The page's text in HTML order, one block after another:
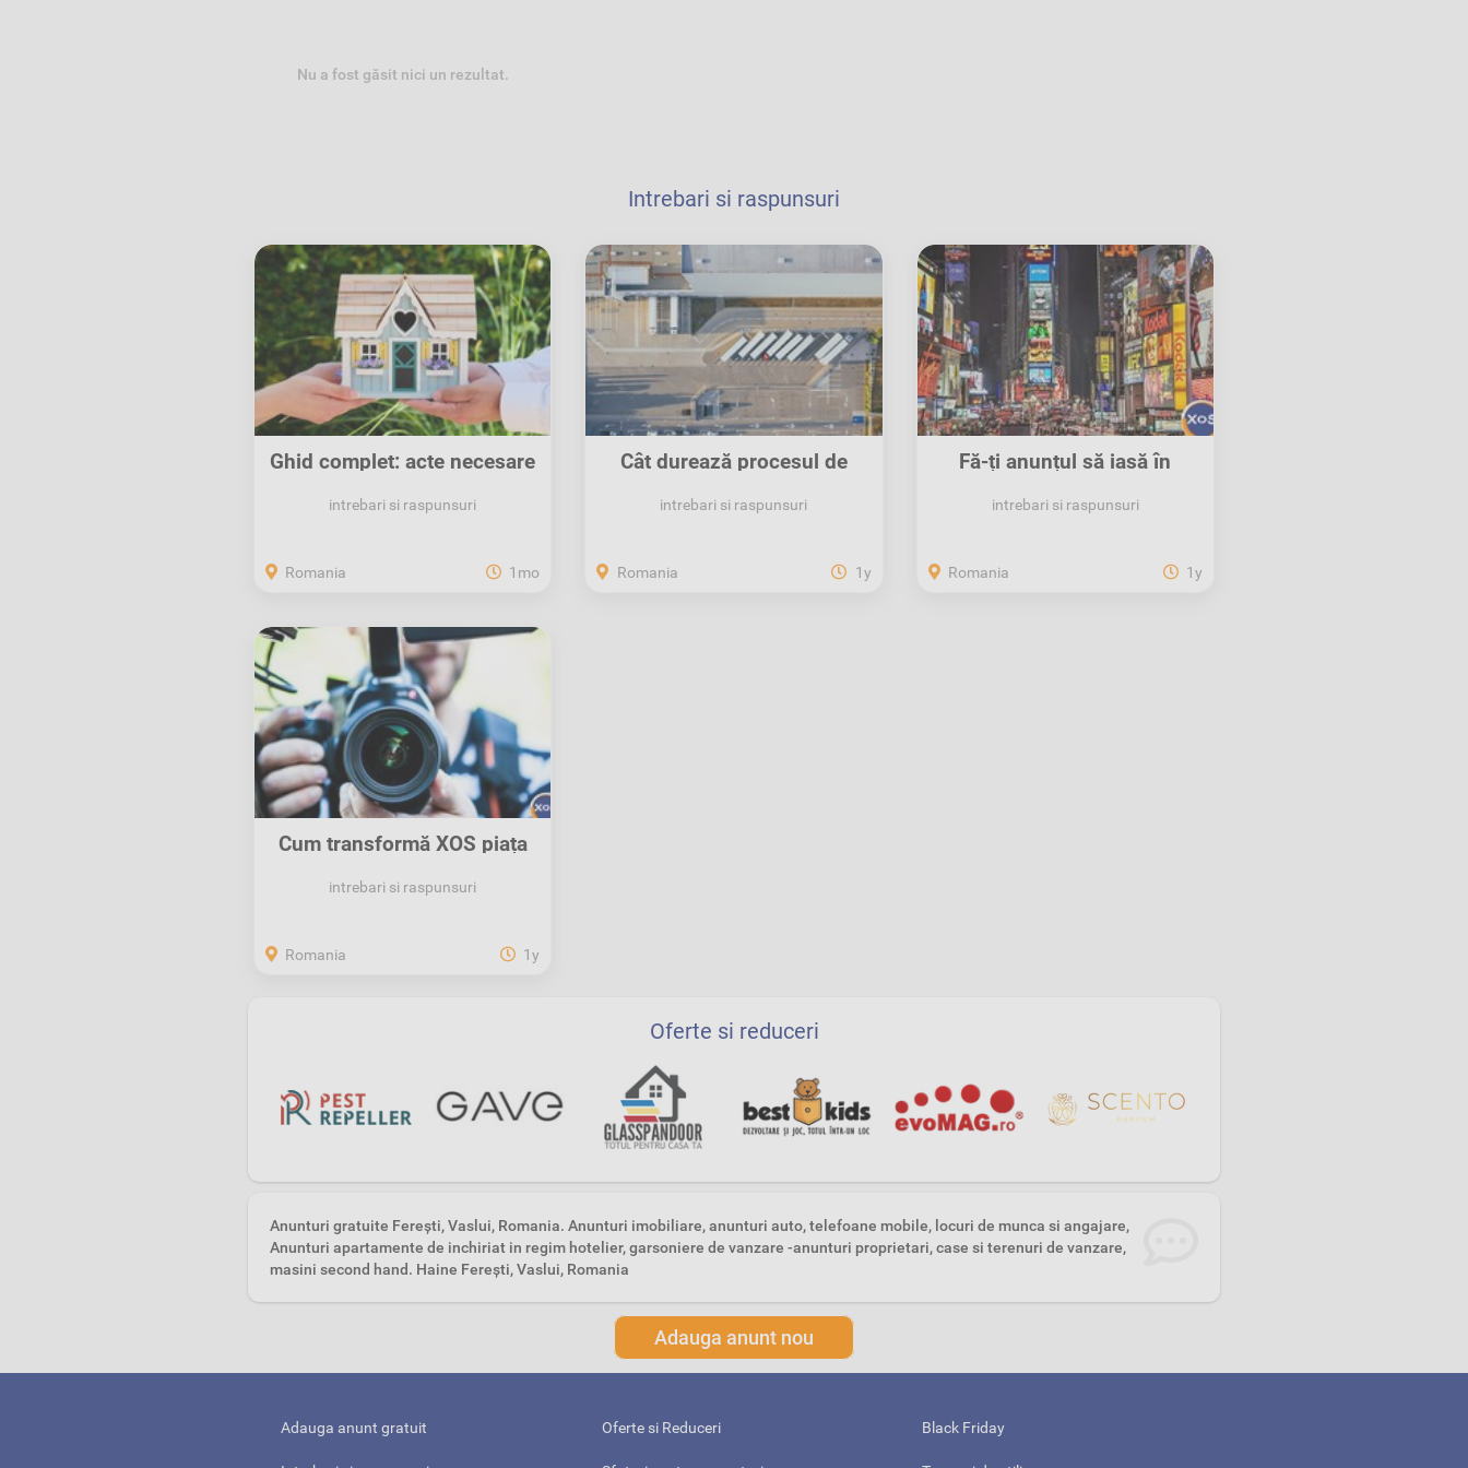
Nu a fost găsit nici un rezultat.
Intrebari si raspunsuri
Ghid complet: acte necesare
intrebari si raspunsuri
Romania 1mo
Cât durează procesul de
intrebari si raspunsuri
Romania 1y
Fă-ți anunțul să iasă în
intrebari si raspunsuri
Romania 1y
Cum transformă XOS piața
intrebari si raspunsuri
Romania 1y
Oferte si reduceri
Anunturi gratuite Fereşti, Vaslui, Romania. Anunturi imobiliare, anunturi auto, telefoane mobile, locuri de munca si angajare,
Anunturi apartamente de inchiriat in regim hotelier, garsoniere de vanzare -anunturi proprietari, case si terenuri de vanzare,
masini second hand. Haine Fereşti, Vaslui, Romania
Adauga anunt nou
Adauga anunt gratuit Oferte si Reduceri Black Friday